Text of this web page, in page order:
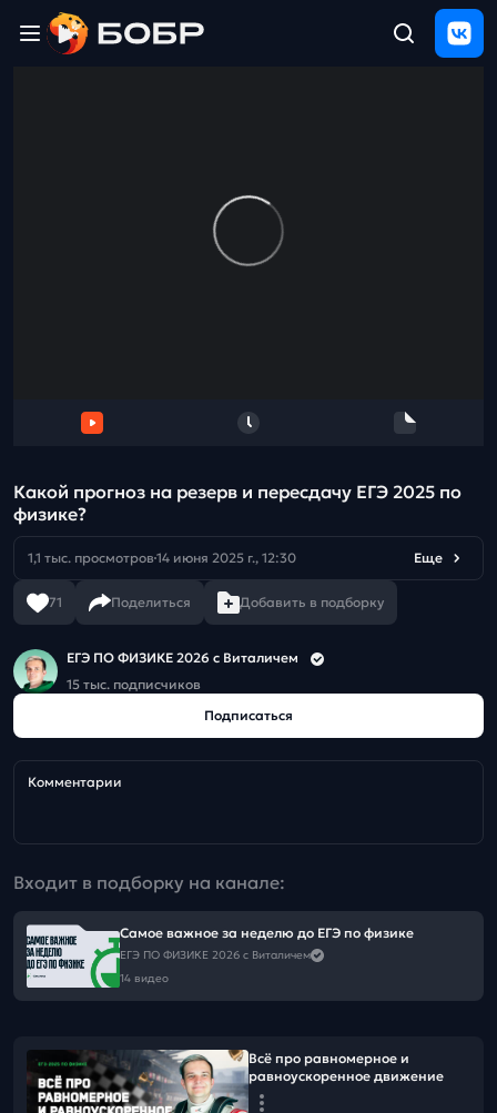
Какой прогноз на резерв и пересдачу ЕГЭ 2025 по
физике?
1,1 тыс. просмотров 14 июня 2025 г., 12:30 Еще
71 Поделиться Добавить в подборку
ЕГЭ ПО ФИЗИКЕ 2026 с Виталичем
15 тыс. подписчиков
Подписаться
Комментарии
Входит в подборку на канале:
Самое важное за неделю до ЕГЭ по физике
ЕГЭ ПО ФИЗИКЕ 2026 с Виталичем
14 видео
Всё про равномерное и
равноускоренное движение